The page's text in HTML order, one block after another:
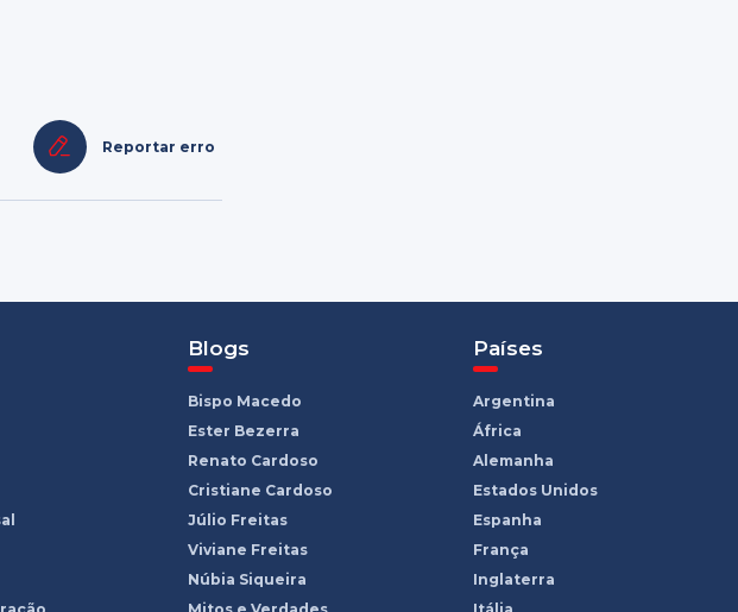
Reportar erro
Blogs
Bispo Macedo
Ester Bezerra
Renato Cardoso
Cristiane Cardoso
Júlio Freitas
Viviane Freitas
Núbia Siqueira
Países
Argentina
África
Alemanha
Estados Unidos
Espanha
França
Inglaterra